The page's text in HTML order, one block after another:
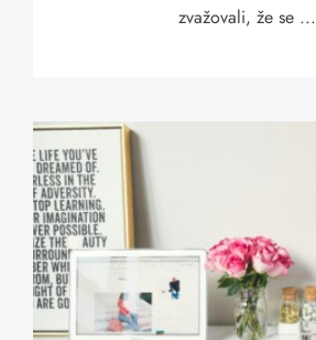
zvažovali, že se ...